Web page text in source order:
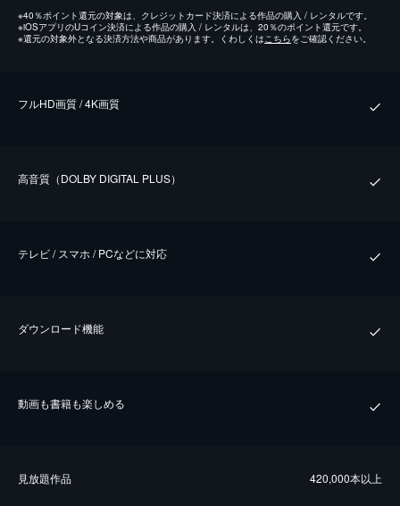
※40％ポイント還元の対象は、クレジットカード決済による作品の購入 / レンタルです。
※iOSアプリのUコイン決済による作品の購入 / レンタルは、20％のポイント還元です。
※還元の対象外となる決済方法や商品があります。くわしくはこちらをご確認ください。
フルHD画質 / 4K画質
⾼⾳質（DOLBY DIGITAL PLUS）
テレビ / スマホ / PCなどに対応
ダウンロード機能
動画も書籍も楽しめる
⾒放題作品 420,000本以上